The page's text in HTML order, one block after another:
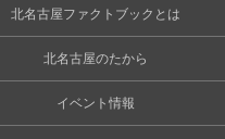
北名古屋ファクトブックとは
北名古屋のたから
イベント情報